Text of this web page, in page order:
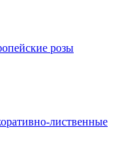
розы
лиственные